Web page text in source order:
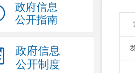
政府信息
公开指南
政府信息
公开制度